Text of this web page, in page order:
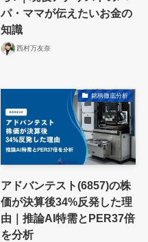
パ・ママが伝えたいお金の
知識
西村万友奈
銘柄徹底分析
アドバンテスト(6857)の株
価が決算後34%反発した理
由｜推論AI特需とPER37倍
を分析